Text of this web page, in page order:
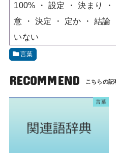
100%
設定 決まり
意
決定 定か 結論
いない
言葉
RECOMMEND
言葉